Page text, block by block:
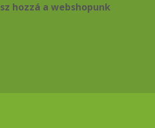
hozzá a webshopunk